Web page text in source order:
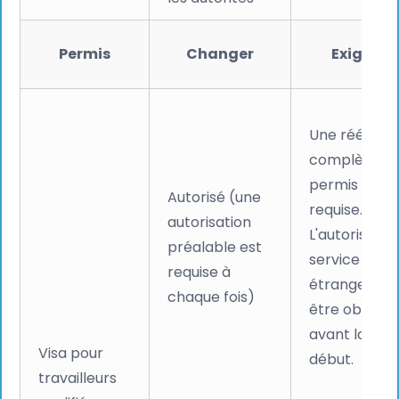
Permis Changer
Visa pour
travailleurs
Autorisé (une
autorisation
préalable est
requise à
chaque fois)
Une
complète du
permis est
requise.
service des
étrangers
être
avant la
début.